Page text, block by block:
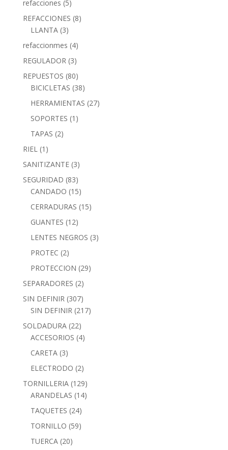
refacciones (5)
REFACCIONES (8)
LLANTA (3)
refaccionmes (4)
REGULADOR (3)
REPUESTOS (80)
BICICLETAS (38)
HERRAMIENTAS (27)
SOPORTES (1)
TAPAS (2)
RIEL (1)
SANITIZANTE (3)
SEGURIDAD (83)
CANDADO (15)
CERRADURAS (15)
GUANTES (12)
LENTES NEGROS (3)
PROTEC (2)
PROTECCION (29)
SEPARADORES (2)
SIN DEFINIR (307)
SIN DEFINIR (217)
SOLDADURA (22)
ACCESORIOS (4)
CARETA (3)
ELECTRODO (2)
TORNILLERIA (129)
ARANDELAS (14)
TAQUETES (24)
TORNILLO (59)
TUERCA (20)